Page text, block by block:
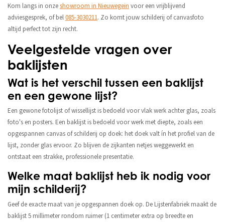
Kom langs in onzeshowroom in Nieuwegein voor een vrijblijvend
adviesgesprek, of bel085-3030211. Zo komt jouw schilderij of canvasfoto
altijd perfect tot zijn recht.
Veelgestelde vragen over
baklijsten
Wat is het verschil tussen een baklijst
en een gewone lijst?
Een gewone fotolijst of wissellijst is bedoeld voor vlak werk achter glas, zoals
foto's en posters. Een baklijst is bedoeld voor werk met diepte, zoals een
opgespannen canvas of schilderij op doek: het doek valt ín het profiel van de
lijst, zonder glas ervoor. Zo blijven de zijkanten netjes weggewerkt en
ontstaat een strakke, professionele presentatie.
Welke maat baklijst heb ik nodig voor
mijn schilderij?
Geef de exacte maat van je opgespannen doek op. De Lijstenfabriek maakt de
baklijst 5 millimeter rondom ruimer (1 centimeter extra op breedte en